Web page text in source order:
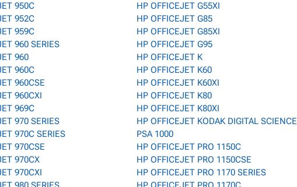
950C
952C
959C
960 SERIES
960
960C
960CSE
960CXI
969C
970 SERIES
970C SERIES
970CSE
970CX
970CXI
HP OFFICEJET G55XI
HP OFFICEJET G85
HP OFFICEJET G85XI
HP OFFICEJET G95
HP OFFICEJET K
HP OFFICEJET K60
HP OFFICEJET K60XI
HP OFFICEJET K80
HP OFFICEJET K80XI
HP OFFICEJET KODAK DIGITAL SCIENCE
PSA 1000
HP OFFICEJET PRO 1150C
HP OFFICEJET PRO 1150CSE
HP OFFICEJET PRO 1170 SERIES